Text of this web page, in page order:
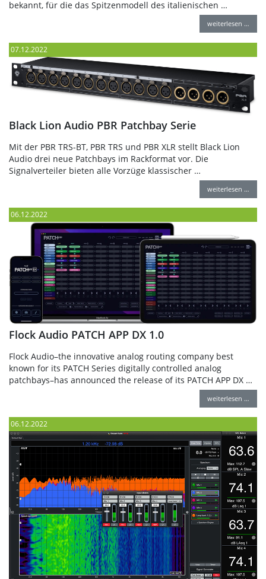
bekannt, für die das Spitzenmodell des italienischen …
weiterlesen …
07.12.2022
Black Lion Audio PBR Patchbay Serie
Mit der PBR TRS-BT, PBR TRS und PBR XLR stellt Black Lion
Audio drei neue Patchbays im Rackformat vor. Die
Signalverteiler bieten alle Vorzüge klassischer …
weiterlesen …
06.12.2022
Flock Audio PATCH APP DX 1.0
Flock Audio–the innovative analog routing company best
known for its PATCH Series digitally controlled analog
patchbays–has announced the release of its PATCH APP DX …
weiterlesen …
06.12.2022